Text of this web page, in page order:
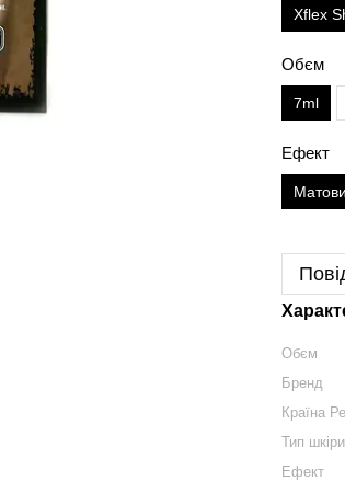
Xflex
Обєм
7ml
Ефект
Обєм
Бренд
Країна
Тип шкіри
Ефект